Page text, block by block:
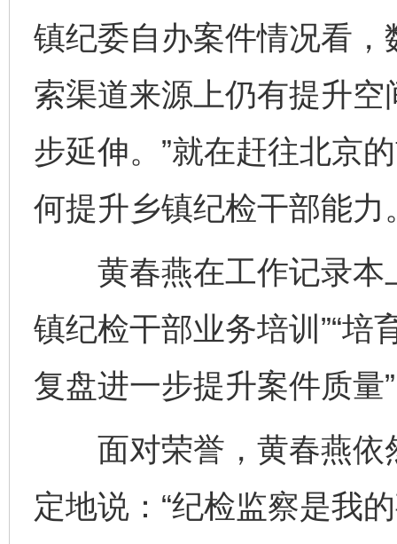
镇纪委自办案件情况看
索渠道来源上仍有提升
步延伸。”就在赶往北京
何提升乡镇纪检干部能力
黄春燕在工作记录本
镇纪检干部业务培训”“培
复盘进一步提升案件质
面对荣誉，黄春燕依
定地说：“纪检监察是我